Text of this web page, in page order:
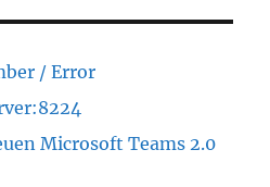
/ Error
Microsoft Teams 2.0